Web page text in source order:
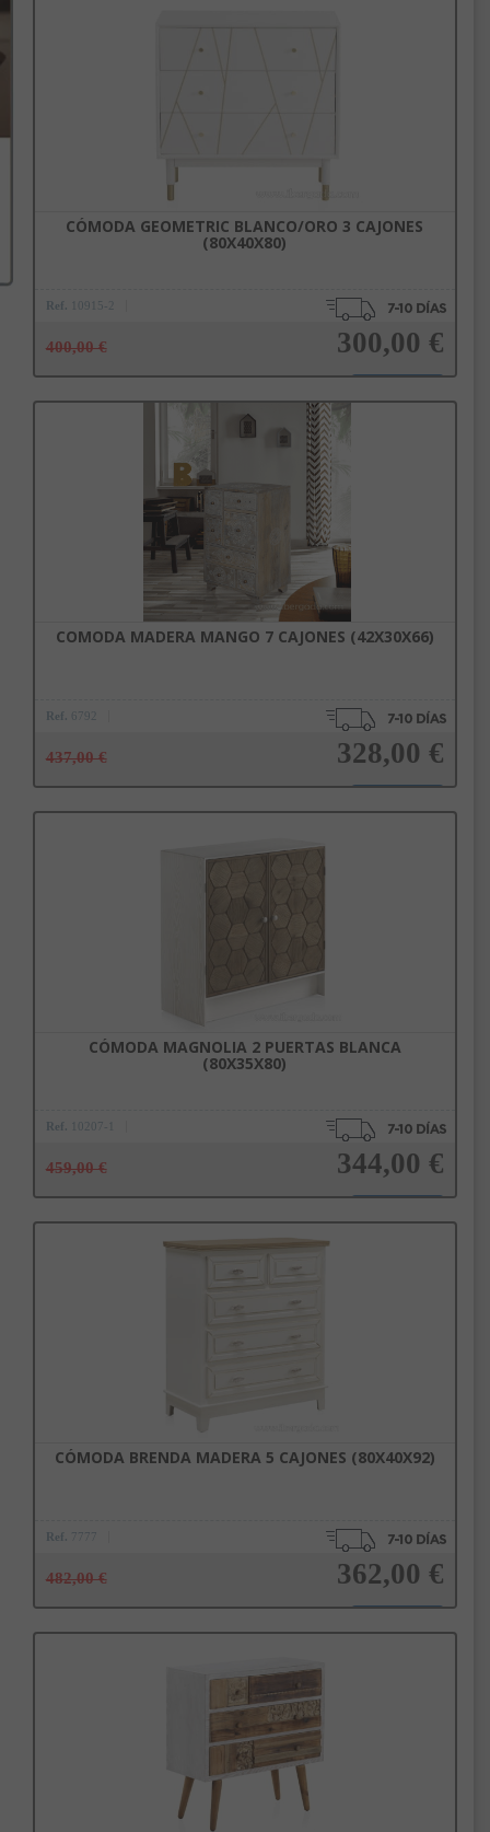
CÓMODA GEOMETRIC BLANCO/ORO 3 CAJONES
(80X40X80)
Ref. 10915-2
400,00 € 300,00 €
COMODA MADERA MANGO 7 CAJONES (42X30X66)
Ref. 6792
437,00 € 328,00 €
CÓMODA MAGNOLIA 2 PUERTAS BLANCA
(80X35X80)
Ref. 10207-1
459,00 € 344,00 €
Añadir a la cesta
CÓMODA BRENDA MADERA 5 CAJONES (80X40X92)
Ref. 7777
482,00 € 362,00 €